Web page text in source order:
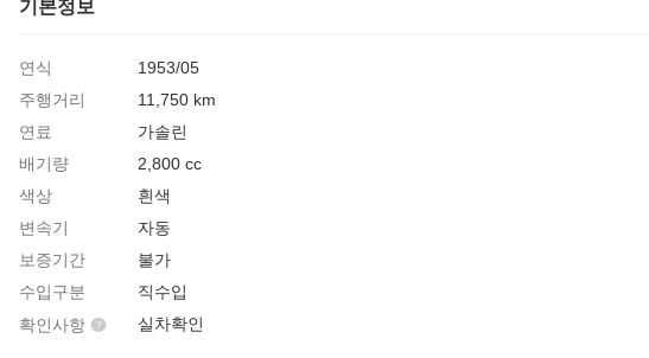
기본정보
연식
1953/05
주행거리
11,750 km
연료
가솔린
배기량
2,800 cc
색상
흰색
변속기
자동
보증기간
불가
수입구분
직수입
확인사항
실차확인